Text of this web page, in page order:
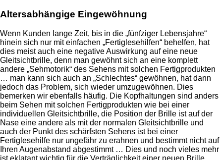
Altersabhängige Eingewöhnung
Wenn Kunden lange Zeit, bis in die „fünfziger Lebensjahre“
hinein sich nur mit einfachen „Fertiglesehilfen“ behelfen, hat
dies meist auch eine negative Auswirkung auf eine neue
Gleitsichtbrille, denn man gewöhnt sich an eine komplett
andere „Sehmotorik“ des Sehens mit solchen Fertigprodukten
… man kann sich auch an „Schlechtes“ gewöhnen, hat dann
jedoch das Problem, sich wieder umzugewöhnen. Dies
bemerken wir ebenfalls häufig. Die Kopfhaltungen sind anders
beim Sehen mit solchen Fertigprodukten wie bei einer
individuellen Gleitsichtbrille, die Position der Brille ist auf der
Nase eine andere als mit der normalen Gleitsichtbrille und
auch der Punkt des schärfsten Sehens ist bei einer
Fertiglesehilfe nur ungefähr zu erahnen und bestimmt nicht auf
Ihren Augenabstand abgestimmt … Dies und noch vieles mehr
ist eklatant wichtig für die Verträglichkeit einer neuen Brille.